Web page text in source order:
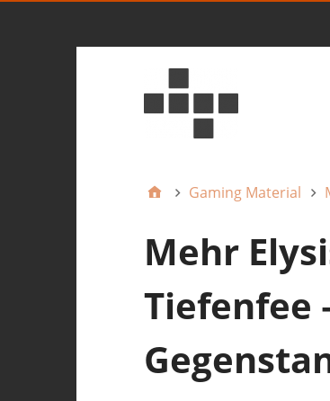
Gaming Material
Mehr
Tiefenfee